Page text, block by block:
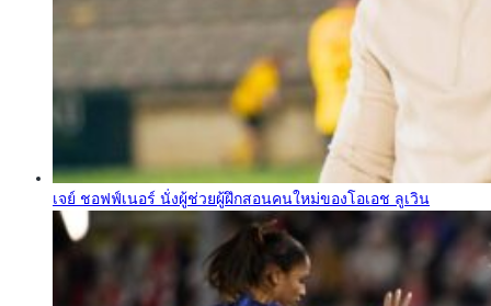
เจย์ ชอฟฟ์เนอร์ นั่งผู้ช่วยผู้ฝึกสอนคนใหม่ของโอเอช ลูเวิน